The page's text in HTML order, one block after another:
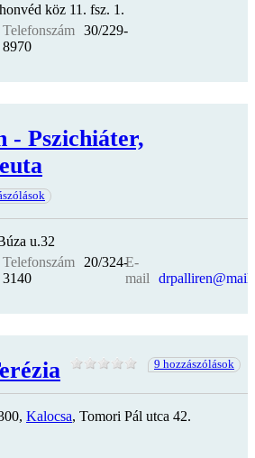
köz 11. fsz. 1.
Telefonszám 30/229-
8970
- Pszichiáter,
u.32
Telefonszám
20/324-
3140
E-
mail
9 hozzászólások
Kalocsa, Tomori Pál utca 42.